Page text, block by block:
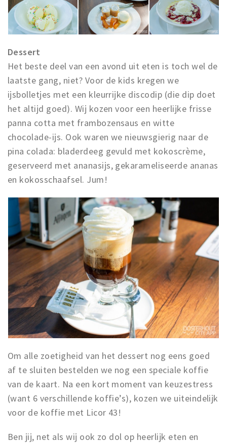
Dessert
Het beste deel van een avond uit eten is toch wel de
laatste gang, niet? Voor de kids kregen we
ijsbolletjes met een kleurrijke discodip (die dip doet
het altijd goed). Wij kozen voor een heerlijke frisse
panna cotta met frambozensaus en witte
chocolade-ijs. Ook waren we nieuwsgierig naar de
pina colada: bladerdeeg gevuld met kokoscrème,
geserveerd met ananasijs, gekarameliseerde ananas
en kokosschaafsel. Jum!
Om alle zoetigheid van het dessert nog eens goed
af te sluiten bestelden we nog een speciale koffie
van de kaart. Na een kort moment van keuzestress
(want 6 verschillende koffie’s), kozen we uiteindelijk
voor de koffie met Licor 43!
Ben jij, net als wij ook zo dol op heerlijk eten en